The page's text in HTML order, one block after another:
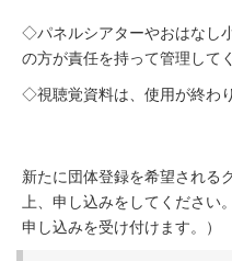
◇パネルシアターやおはなし
の方が責任を持って管理して
◇視聴覚資料は、使用が終わ
新たに団体登録を希望される
上、申し込みをしてください
申し込みを受け付けます。）